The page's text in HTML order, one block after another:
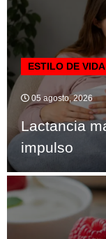
ESTILO DE VIDA
05 agosto, 2026
Lactancia
impulso